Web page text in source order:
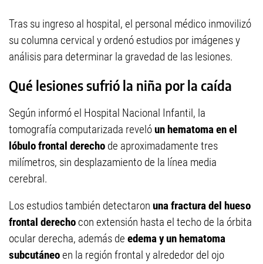
Tras su ingreso al hospital, el personal médico inmovilizó
su columna cervical y ordenó estudios por imágenes y
análisis para determinar la gravedad de las lesiones.
Qué lesiones sufrió la niña por la caída
Según informó el Hospital Nacional Infantil, la
tomografía computarizada revelóun hematoma en el
lóbulo frontal derecho de aproximadamente tres
milímetros, sin desplazamiento de la línea media
cerebral.
Los estudios también detectaron una fractura del hueso
frontal derecho con extensión hasta el techo de la órbita
ocular derecha, además de edema y un hematoma
subcutáneoen la región frontal y alrededor del ojo